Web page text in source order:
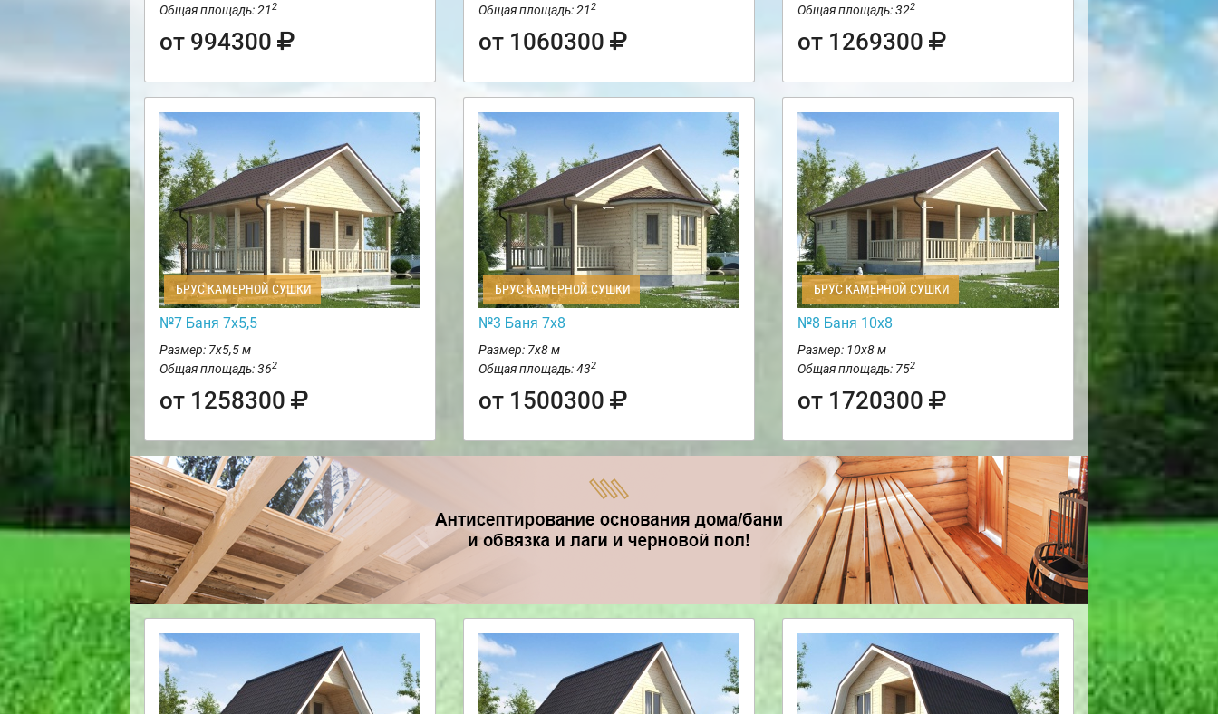
Общая площадь: 212
от 994300
Общая площадь: 212
от 1060300
Общая площадь: 322
от 1269300
БРУС КАМЕРНОЙ СУШКИ
№7 Баня 7х5,5
Размер: 7х5,5 м
Общая площадь: 362
от 1258300
БРУС КАМЕРНОЙ СУШКИ
№3 Баня 7х8
Размер: 7х8 м
Общая площадь: 432
от 1500300
БРУС КАМЕРНОЙ СУШКИ
№8 Баня 10х8
Размер: 10х8 м
Общая площадь: 752
от 1720300